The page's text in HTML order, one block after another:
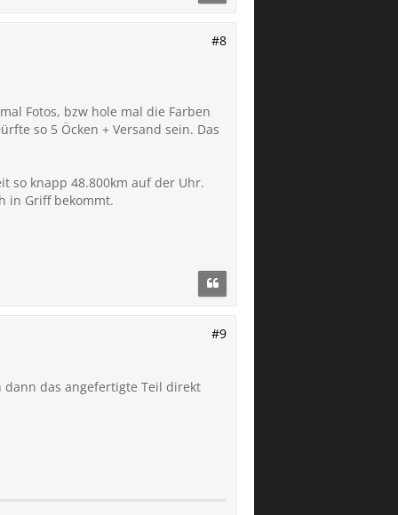
#8
Fotos, bzw hole mal die Farben
so 5 Öcken + Versand sein. Das
so knapp 48.800km auf der Uhr.
in Griff bekommt.
#9
das angefertigte Teil direkt